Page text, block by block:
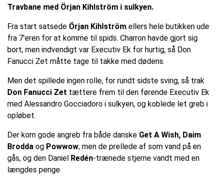
Travbane med Örjan Kihlström i sulkyen.
Fra start satsede Örjan Kihlström ellers hele butikken ude
fra 7'eren for at komme til spids. Charron havde gjort sig
bort, men indvendigt var Executiv Ek for hurtig, så Don
Fanucci Zet måtte tage til takke med dødens.
Men det spillede ingen rolle, for rundt sidste sving, så trak
Don Fanucci Zet tættere frem til den førende Executiv Ek
med Alessandro Gocciadoro i sulkyen, og koblede let greb i
opløbet.
Der kom gode angreb fra både danske Get A Wish, Daim
Brodda og Powwow, men de prellede af som vand på en
gås, og den Daniel Redén-trænede stjerne vandt med en
længdes penge.